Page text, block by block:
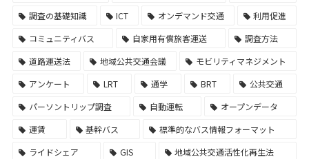
調査の基礎知識
ICT オンデマンド交通
利用促進
コミュニティバス
自家用有償旅客運送
調査方法
道路運送法
地域公共交通会議
モビリティマネジメント
アンケート
LRT 通学 BRT
公共交通
パーソントリップ調査
自動運転
オープンデータ
運賃
基幹バス
標準的なバス情報フォーマット
ライドシェア
GIS
地域公共交通活性化再生法